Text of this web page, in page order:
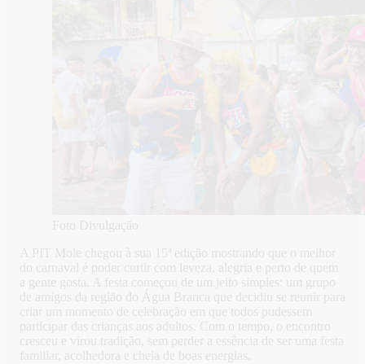
Foto Divulgação
A PIT Mole chegou à sua 15ª edição mostrando que o melhor
do carnaval é poder curtir com leveza, alegria e perto de quem
a gente gosta. A festa começou de um jeito simples: um grupo
de amigos da região do Água Branca que decidiu se reunir para
criar um momento de celebração em que todos pudessem
participar das crianças aos adultos. Com o tempo, o encontro
cresceu e virou tradição, sem perder a essência de ser uma festa
familiar, acolhedora e cheia de boas energias.